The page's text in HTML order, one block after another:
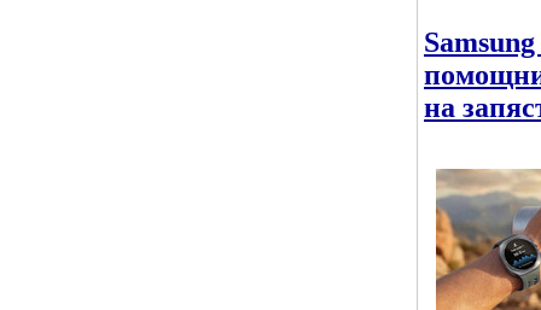
на